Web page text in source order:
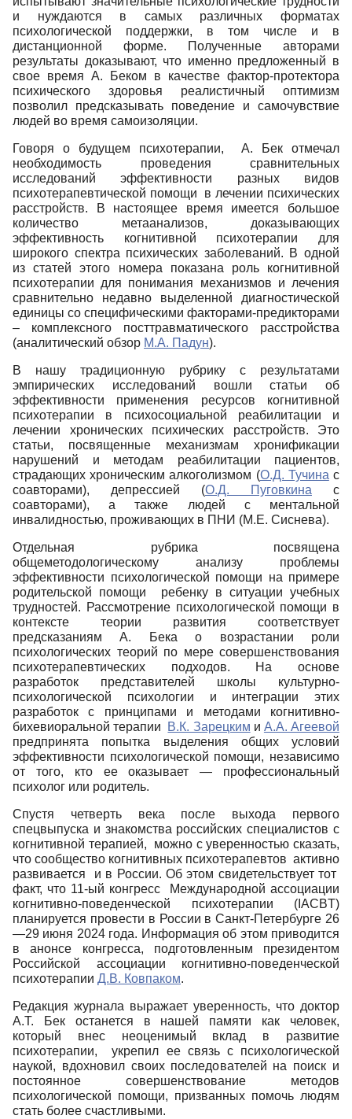
и нуждаются в самых различных форматах
психологической поддержки, в том числе и в
дистанционной форме. Полученные авторами
результаты доказывают, что именно предложенный в
свое время А. Беком в качестве фактор-протектора
психического здоровья реалистичный оптимизм
позволил предсказывать поведение и самочувствие
людей во время самоизоляции.
Говоря о будущем психотерапии, А. Бек отмечал
необходимость проведения сравнительных
исследований эффективности разных видов
психотерапевтической помощи в лечении психических
расстройств. В настоящее время имеется большое
количество метаанализов, доказывающих
эффективность когнитивной психотерапии для
широкого спектра психических заболеваний. В одной
из статей этого номера показана роль когнитивной
психотерапии для понимания механизмов и лечения
сравнительно недавно выделенной диагностической
единицы со специфическими факторами-предикторами
– комплексного посттравматического расстройства
(аналитический обзор М.А. Падун).
В нашу традиционную рубрику с результатами
эмпирических исследований вошли статьи об
эффективности применения ресурсов когнитивной
психотерапии в психосоциальной реабилитации и
лечении хронических психических расстройств. Это
статьи, посвященные механизмам хронификации
нарушений и методам реабилитации пациентов,
страдающих хроническим алкоголизмом (О.Д. Тучинас
соавторами), депрессией (О.Д. Пуговкина с
соавторами), а также людей с ментальной
инвалидностью, проживающих в ПНИ (М.Е. Сиснева).
Отдельная рубрика посвящена
общеметодологическому анализу проблемы
эффективности психологической помощи на примере
родительской помощи ребенку в ситуации учебных
трудностей. Рассмотрение психологической помощи в
контексте теории развития соответствует
предсказаниям А. Бека о возрастании роли
психологических теорий по мере совершенствования
психотерапевтических подходов. На основе
разработок представителей школы культурно-
психологической психологии и интеграции этих
разработок с принципами и методами когнитивно-
бихевиоральной терапии В.К. Зарецким и А.А. Агеевой
предпринята попытка выделения общих условий
эффективности психологической помощи, независимо
от того, кто ее оказывает — профессиональный
психолог или родитель.
Спустя четверть века после выхода первого
спецвыпуска и знакомства российских специалистов с
когнитивной терапией, можно с уверенностью сказать,
что сообщество когнитивных психотерапевтов активно
развивается и в России. Об этом свидетельствует тот
факт, что 11-ый конгресс Международной ассоциации
когнитивно-поведенческой психотерапии (IACBT)
планируется провести в России в Санкт-Петербурге 26
—29 июня 2024 года. Информация об этом приводится
в анонсе конгресса, подготовленным президентом
Российской ассоциации когнитивно-поведенческой
психотерапии Д.В. Ковпаком.
Редакция журнала выражает уверенность, что доктор
А.Т. Бек останется в нашей памяти как человек,
который внес неоценимый вклад в развитие
психотерапии, укрепил ее связь с психологической
наукой, вдохновил своих последователей на поиск и
постоянное совершенствование методов
психологической помощи, призванных помочь людям
стать более счастливыми.